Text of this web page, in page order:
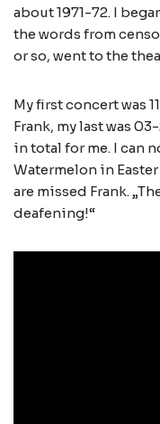
about 1971-72. I
the words from
or so, went to the
My first concert was
Frank, my last was
in total for me. I can
Watermelon in
are missed Frank.
deafening!“